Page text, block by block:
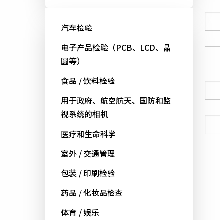
汽车检验
电子产品检验（PCB、LCD、晶
圆等）
食品 / 饮料检验
用于政府、航空航天、国防和监
视系统的相机
医疗和生命科学
室外 / 交通管理
包装 / 印刷检验
药品 / 化妆品检查
体育 / 娱乐
国家